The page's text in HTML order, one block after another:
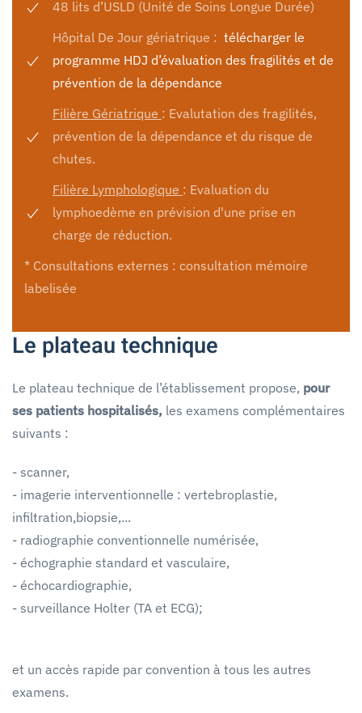
48 lits d’USLD (Unité de Soins Longue Durée)
Hôpital De Jour gériatrique : télécharger le
programme HDJ d’évaluation des fragilités et de
prévention de la dépendance
Filière Gériatrique : Evalutation des fragilités,
prévention de la dépendance et du risque de
chutes.
Filière Lymphologique : Evaluation du
lymphoedème en prévision d'une prise en
charge de réduction.
* Consultations externes : consultation mémoire
labelisée
Le plateau technique
Le plateau technique de l’établissement propose, pour
ses patients hospitalisés, les examens complémentaires
suivants :
- scanner,
- imagerie interventionnelle : vertebroplastie,
infiltration,biopsie,...
- radiographie conventionnelle numérisée,
- échographie standard et vasculaire,
- échocardiographie,
- surveillance Holter (TA et ECG);
et un accès rapide par convention à tous les autres
examens.